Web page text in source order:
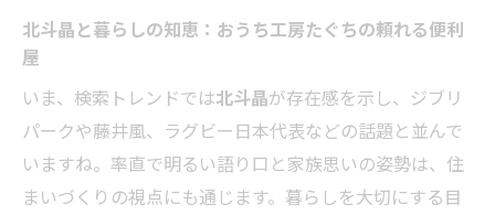
北斗晶と暮らしの知恵：おうち工房たぐちの頼れる便利
屋
いま、検索トレンドでは北斗晶が存在感を示し、ジブリ
パークや藤井風、ラグビー日本代表などの話題と並んで
いますね。率直で明るい語り口と家族思いの姿勢は、住
まいづくりの視点にも通じます。暮らしを大切にする目